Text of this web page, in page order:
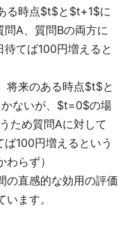
る時点$t$と$t+1$に
A、質問Bの両方に
てば100円増えると
将来のある時点$t$と
ないが、$t=0$の場
ため質問Aに対して
100円増えるという
らず）
の直感的な効用の評価
ます。